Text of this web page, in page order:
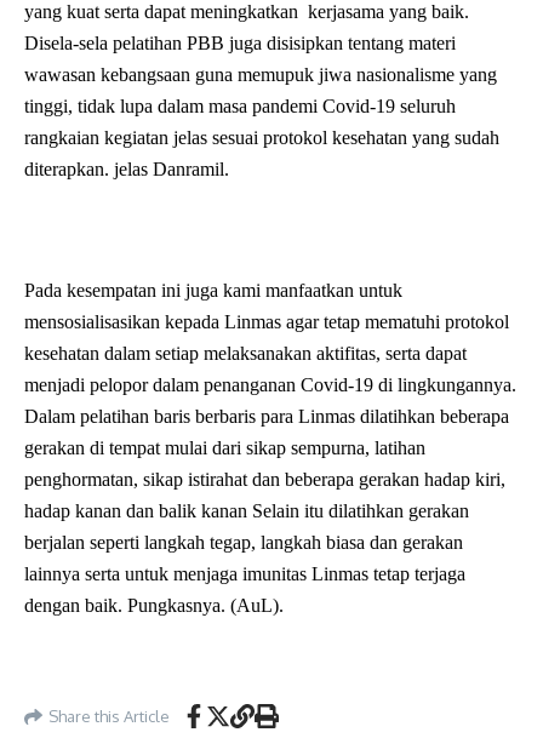
yang kuat serta dapat meningkatkan kerjasama yang baik.
Disela-sela pelatihan PBB juga disisipkan tentang materi
wawasan kebangsaan guna memupuk jiwa nasionalisme yang
tinggi, tidak lupa dalam masa pandemi Covid-19 seluruh
rangkaian kegiatan jelas sesuai protokol kesehatan yang sudah
diterapkan. jelas Danramil.
Pada kesempatan ini juga kami manfaatkan untuk
mensosialisasikan kepada Linmas agar tetap mematuhi protokol
kesehatan dalam setiap melaksanakan aktifitas, serta dapat
menjadi pelopor dalam penanganan Covid-19 di lingkungannya.
Dalam pelatihan baris berbaris para Linmas dilatihkan beberapa
gerakan di tempat mulai dari sikap sempurna, latihan
penghormatan, sikap istirahat dan beberapa gerakan hadap kiri,
hadap kanan dan balik kanan Selain itu dilatihkan gerakan
berjalan seperti langkah tegap, langkah biasa dan gerakan
lainnya serta untuk menjaga imunitas Linmas tetap terjaga
dengan baik. Pungkasnya. (AuL).
Share this Article